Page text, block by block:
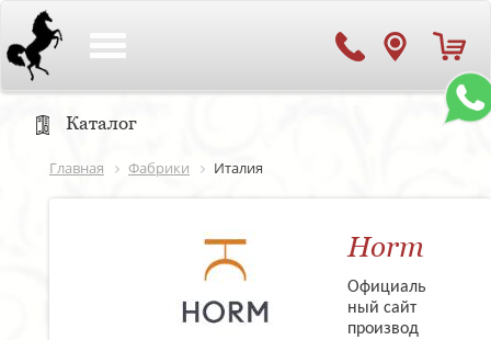
Каталог
Главная Фабрики Италия
Horm
Официаль
ный сайт
производ